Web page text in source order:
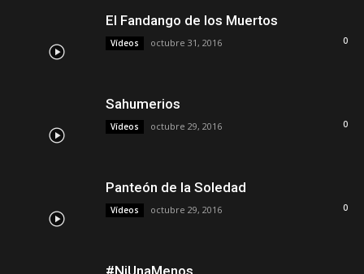
El Fandango de los Muertos
Vídeos octubre 31, 2016 0
Sahumerios
Vídeos octubre 29, 2016 0
Panteón de la Soledad
Vídeos octubre 29, 2016 0
#NiUnaMenos